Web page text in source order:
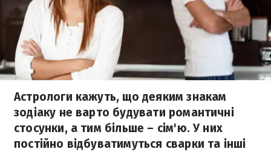
Астрологи кажуть, що деяким знакам
зодіаку не варто будувати романтичні
стосунки, а тим більше – сім'ю. У них
постійно відбуватимуться сварки та інші